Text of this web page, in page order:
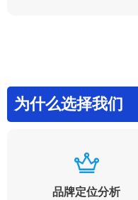
为什么选择我们
品牌定位分析